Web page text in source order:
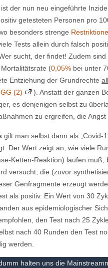
ist der nun neu eingeführte
getesteten Personen pro
besonders strenge
Tests allein durch falsch
sucht, der findet! Zudem
(0,05% bei unter
Entziehung der Grundrechte
(2)
). Anstatt der ganzen
es denjenigen selbst zu
zu ergreifen, die
gilt man selbst dann als „Covid-
Der Wert zeigt an, wie viele
Ketten-Reaktion) laufen
versucht, die (zuvor
Genfragmente erzeugt
als positiv. Ein Wert von 30
aus epidemiologischer
den Test nach 25
nach 40 Runden den Test
werden.
halten uns die